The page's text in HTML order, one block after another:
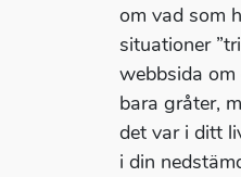
om vad som
situationer
webbsida om
bara gråter,
det var i ditt
i din